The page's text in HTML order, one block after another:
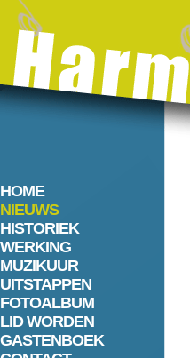
HOME
NIEUWS
HISTORIEK
WERKING
MUZIKUUR
UITSTAPPEN
FOTOALBUM
LID WORDEN
GASTENBOEK